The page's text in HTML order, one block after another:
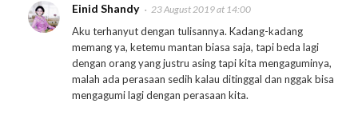
Einid Shandy 23 August 2019 at 14:00
Aku terhanyut dengan tulisannya. Kadang-kadang
memang ya, ketemu mantan biasa saja, tapi beda lagi
dengan orang yang justru asing tapi kita mengaguminya,
malah ada perasaan sedih kalau ditinggal dan nggak bisa
mengagumi lagi dengan perasaan kita.